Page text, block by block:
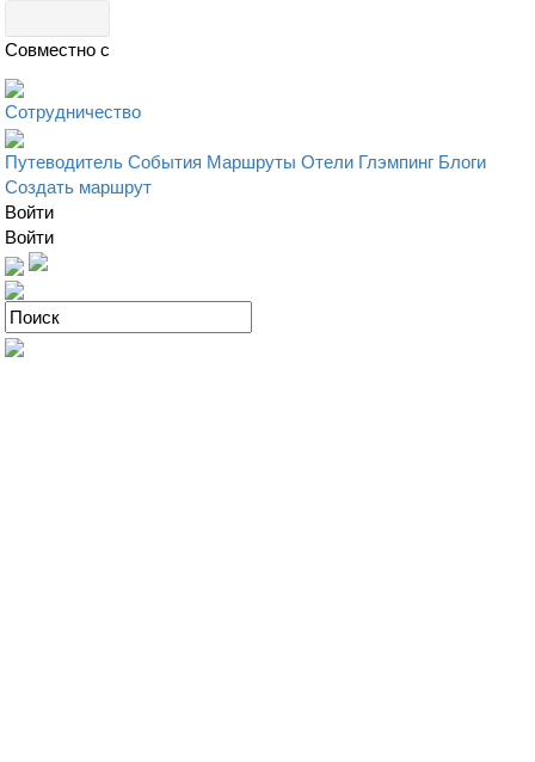
Совместно с
Сотрудничество
Путеводитель События Маршруты Отели Глэмпинг Блоги
Создать маршрут
Войти
Войти